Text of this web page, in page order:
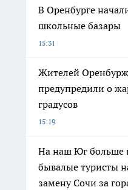
В Оренбурге
школьные базары
15:31
Жителей
предупредили о
градусов
15:19
На наш Юг больше
бывалые туристы
замену Сочи за